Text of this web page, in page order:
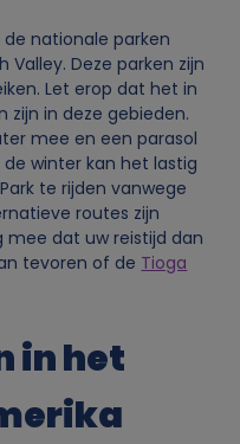
nationale parken
Valley. Deze parken zijn
Let erop dat het in
in deze gebieden.
mee en een parasol
winter kan het lastig
te rijden vanwege
routes zijn
mee dat uw reistijd dan
tevoren of de Tioga
in het